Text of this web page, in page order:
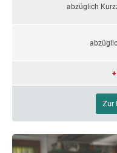
abzüglich
Zur